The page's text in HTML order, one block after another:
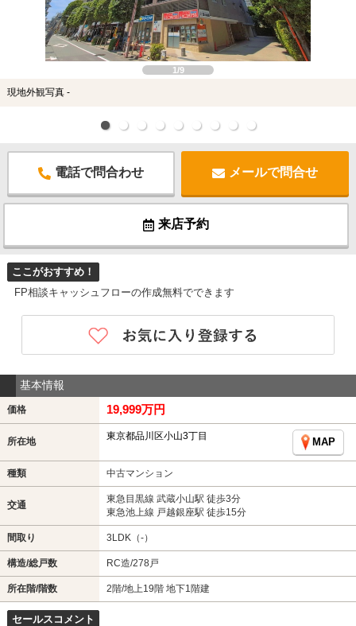
1/9
現地外観写真 -
電話で問合わせ メールで問合せ
来店予約
ここがおすすめ！
FP相談キャッシュフローの作成無料でできます
基本情報
価格 19,999万円
所在地 東京都品川区小山3丁目
MAP
種類 中古マンション
交通
東急目黒線 武蔵小山駅 徒歩3分
東急池上線 戸越銀座駅 徒歩15分
間取り 3LDK（-）
構造/総戸数 RC造/278戸
所在階/階数 2階/地上19階 地下1階建
セールスコメント